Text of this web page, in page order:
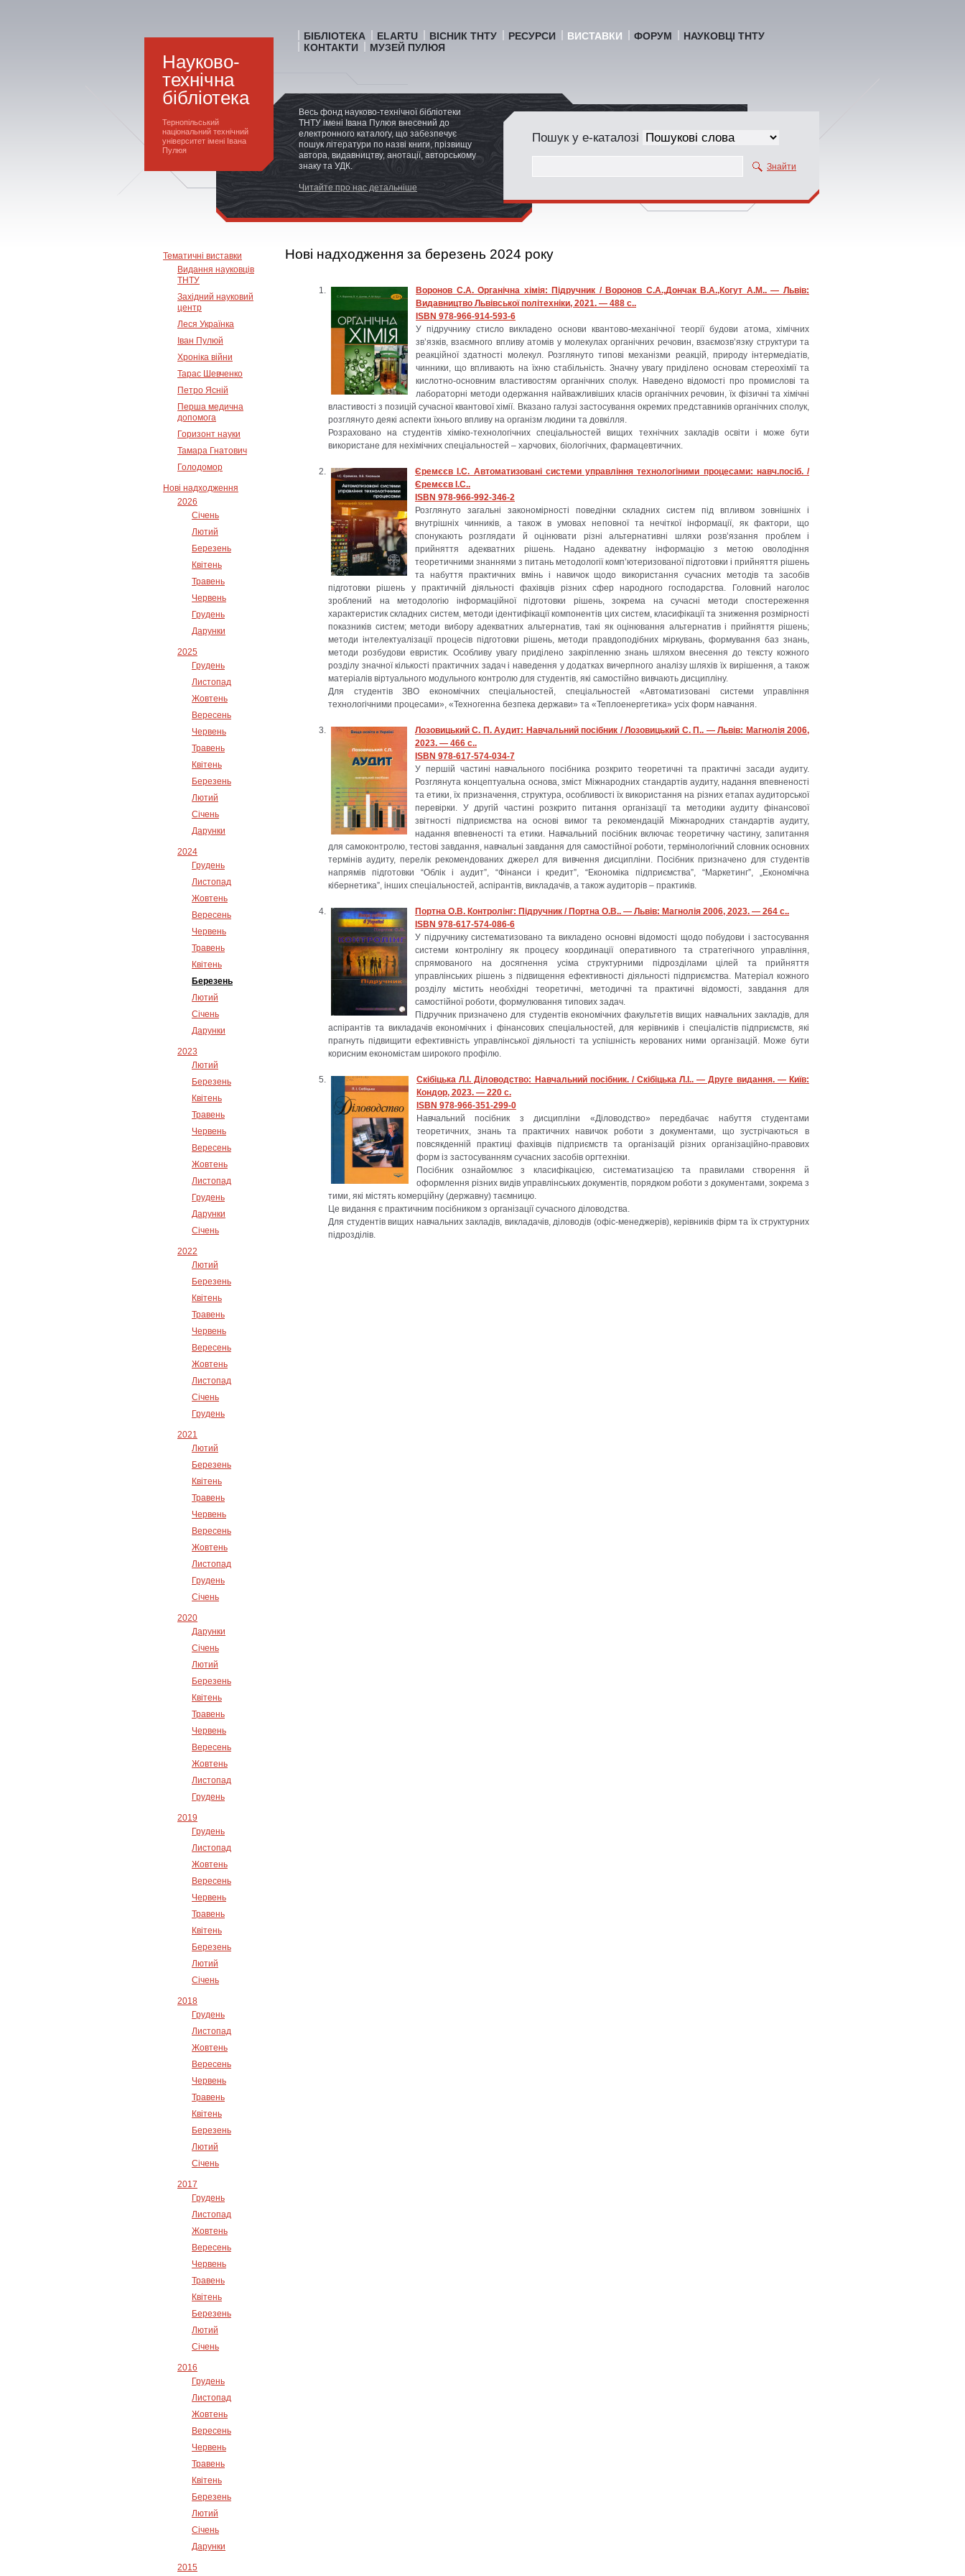
Науково-
технічна
бібліотека
Тернопільський
національний технічний
університет імені Івана
Пулюя
БІБЛІОТЕКА ELARTU ВІСНИК ТНТУ РЕСУРСИ ВИСТАВКИ ФОРУМ
НАУКОВЦІ ТНТУ
КОНТАКТИ
МУЗЕЙ ПУЛЮЯ
Весь фонд науково-технічної бібліотеки
ТНТУ імені Івана Пулюя внесений до
електронного каталогу, що забезпечує
пошук літератури по назві книги, прізвищу
автора, видавництву, анотації, авторському
знаку та УДК.
Читайте про нас детальніше
Пошук у е-каталозі
Знайти
Тематичні виставки
Видання науковців
ТНТУ
Західний науковий
центр
Леся Українка
Іван Пулюй
Хроніка війни
Тарас Шевченко
Петро Ясній
Перша медична
допомога
Горизонт науки
Тамара Гнатович
Голодомор
Нові надходження
2026
Січень
Лютий
Березень
Квітень
Травень
Червень
Грудень
Дарунки
2025
Грудень
Листопад
Жовтень
Вересень
Червень
Травень
Квітень
Березень
Лютий
Січень
Дарунки
2024
Грудень
Листопад
Жовтень
Вересень
Червень
Травень
Квітень
Березень
Лютий
Січень
Дарунки
2023
Лютий
Березень
Квітень
Травень
Червень
Вересень
Жовтень
Листопад
Грудень
Дарунки
Січень
2022
Лютий
Березень
Квітень
Травень
Червень
Вересень
Жовтень
Листопад
Січень
Грудень
2021
Лютий
Березень
Квітень
Травень
Червень
Вересень
Жовтень
Листопад
Грудень
Січень
2020
Дарунки
Січень
Лютий
Березень
Квітень
Травень
Червень
Вересень
Жовтень
Листопад
Грудень
2019
Грудень
Листопад
Жовтень
Вересень
Червень
Травень
Квітень
Березень
Лютий
Січень
2018
Грудень
Листопад
Жовтень
Вересень
Червень
Травень
Квітень
Березень
Лютий
Січень
2017
Грудень
Листопад
Жовтень
Вересень
Червень
Травень
Квітень
Березень
Лютий
Січень
2016
Грудень
Листопад
Жовтень
Вересень
Червень
Травень
Квітень
Березень
Лютий
Січень
Дарунки
2015
Нові надходження за березень 2024 року
Воронов С.А. Органічна хімія: Підручник / Воронов С.А.,Дончак В.А.,Когут А.М.. — Львів:
Видавництво Львівської політехніки, 2021. — 488 с..
ISBN 978-966-914-593-6
У підручнику стисло викладено основи квантово-механічної теорії будови атома, хімічних
зв’язків, взаємного впливу атомів у молекулах органічних речовин, взаємозв’язку структури та
реакційної здатності молекул. Розглянуто типові механізми реакцій, природу інтермедіатів,
чинники, що впливають на їхню стабільність. Значну увагу приділено основам стереохімії та
кислотно-основним властивостям органічних сполук. Наведено відомості про промислові та
лабораторні методи одержання найважливіших класів органічних речовин, їх фізичні та хімічні
властивості з позицій сучасної квантової хімії. Вказано галузі застосування окремих представників органічних сполук,
розглянуто деякі аспекти їхнього впливу на організм людини та довкілля.
Розраховано на студентів хіміко-технологічних спеціальностей вищих технічних закладів освіти і може бути
використане для нехімічних спеціальностей – харчових, біологічних, фармацевтичних.
Єремєєв І.С. Автоматизовані системи управління технологіними процесами: навч.посіб. /
Єремєєв І.С..
ISBN 978-966-992-346-2
Розглянуто загальні закономірності поведінки складних систем під впливом зовнішніх і
внутрішніх чинників, а також в умовах неповної та нечіткої інформації, як фактори, що
спонукають розглядати й оцінювати різні альтернативні шляхи розв’язання проблем і
прийняття адекватних рішень. Надано адекватну інформацію з метою оволодіння
теоретичними знаннями з питань методології комп’ютеризованої підготовки і прийняття рішень
та набуття практичних вмінь і навичок щодо використання сучасних методів та засобів
підготовки рішень у практичній діяльності фахівців різних сфер народного господарства. Головний наголос
зроблений на методологію інформаційної підготовки рішень, зокрема на сучасні методи спостереження
характеристик складних систем, методи ідентифікації компонентів цих систем, класифікації та зниження розмірності
показників систем; методи вибору адекватних альтернатив, такі як оцінювання альтернатив і прийняття рішень;
методи інтелектуалізації процесів підготовки рішень, методи правдоподібних міркувань, формування баз знань,
методи розбудови евристик. Особливу увагу приділено закріпленню знань шляхом внесення до тексту кожного
розділу значної кількості практичних задач і наведення у додатках вичерпного аналізу шляхів їх вирішення, а також
матеріалів віртуального модульного контролю для студентів, які самостійно вивчають дисципліну.
Для студентів ЗВО економічних спеціальностей, спеціальностей «Автоматизовані системи управління
технологічними процесами», «Техногенна безпека держави» та «Теплоенергетика» усіх форм навчання.
Лозовицький С. П. Аудит: Навчальний посібник / Лозовицький С. П.. — Львів: Магнолія 2006,
2023. — 466 с..
ISBN 978-617-574-034-7
У першій частині навчального посібника розкрито теоретичні та практичні засади аудиту.
Розглянута концептуальна основа, зміст Міжнародних стандартів аудиту, надання впевненості
та етики, їх призначення, структура, особливості їх використання на різних етапах аудиторської
перевірки. У другій частині розкрито питання організації та методики аудиту фінансової
звітності підприємства на основі вимог та рекомендацій Міжнародних стандартів аудиту,
надання впевненості та етики. Навчальний посібник включає теоретичну частину, запитання
для самоконтролю, тестові завдання, навчальні завдання для самостійної роботи, термінологічний словник основних
термінів аудиту, перелік рекомендованих джерел для вивчення дисципліни. Посібник призначено для студентів
напрямів підготовки “Облік і аудит”, “Фінанси і кредит”, “Економіка підприємства”, “Маркетинг”, „Економічна
кібернетика”, інших спеціальностей, аспірантів, викладачів, а також аудиторів – практиків.
Портна О.В. Контролінг: Підручник / Портна О.В.. — Львів: Магнолія 2006, 2023. — 264 с..
ISBN 978-617-574-086-6
У підручнику систематизовано та викладено основні відомості щодо побудови і застосування
системи контролінгу як процесу координації оперативного та стратегічного управління,
спрямованого на досягнення усіма структурними підрозділами цілей та прийняття
управлінських рішень з підвищення ефективності діяльності підприємства. Матеріал кожного
розділу містить необхідні теоретичні, методичні та практичні відомості, завдання для
самостійної роботи, формулювання типових задач.
Підручник призначено для студентів економічних факультетів вищих навчальних закладів, для
аспірантів та викладачів економічних і фінансових спеціальностей, для керівників і спеціалістів підприємств, які
прагнуть підвищити ефективність управлінської діяльності та успішність керованих ними організацій. Може бути
корисним економістам широкого профілю.
Скібіцька Л.І. Діловодство: Навчальний посібник. / Скібіцька Л.І.. — Друге видання. — Київ:
Кондор, 2023. — 220 с.
ISBN 978-966-351-299-0
Навчальний посібник з дисципліни «Діловодство» передбачає набуття студентами
теоретичних, знань та практичних навичок роботи з документами, що зустрічаються в
повсякденній практиці фахівців підприємств та організацій різних організаційно-правових
форм із застосуванням сучасних засобів оргтехніки.
Посібник ознайомлює з класифікацією, систематизацією та правилами створення й
оформлення різних видів управлінських документів, порядком роботи з документами, зокрема з
тими, які містять комерційну (державну) таємницю.
Це видання є практичним посібником з організації сучасного діловодства.
Для студентів вищих навчальних закладів, викладачів, діловодів (офіс-менеджерів), керівників фірм та їх структурних
підрозділів.